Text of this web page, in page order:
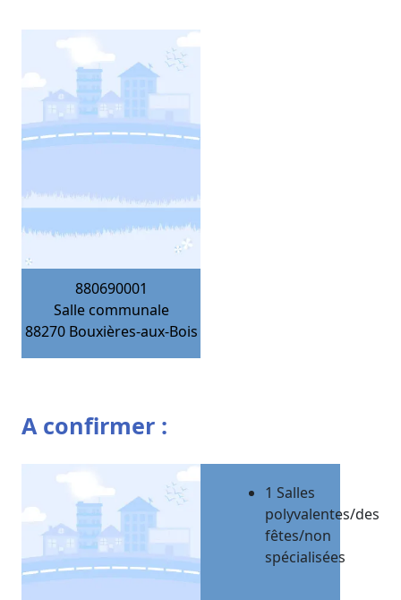
880690001
Salle communale
88270 Bouxières-aux-Bois
A confirmer :
1 Salles
polyvalentes/des
fêtes/non
spécialisées